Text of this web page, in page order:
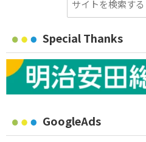
Special Thanks
GoogleAds